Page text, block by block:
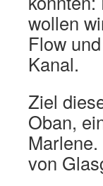
wollen
Flow
Kanal.
Ziel
Oban,
von